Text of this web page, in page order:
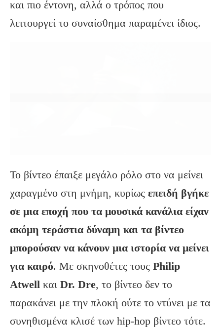
και πιο έντονη, αλλά ο τρόπος που
λειτουργεί το συναίσθημα παραμένει ίδιος.
Το βίντεο έπαιξε μεγάλο ρόλο στο να μείνει
χαραγμένο στη μνήμη, κυρίως επειδή βγήκε
σε μια εποχή που τα μουσικά κανάλια είχαν
ακόμη τεράστια δύναμη και τα βίντεο
μπορούσαν να κάνουν μια ιστορία να μείνει
για καιρό. Με σκηνοθέτες τους Philip
Atwell και Dr. Dre, το βίντεο δεν το
παρακάνει με την πλοκή ούτε το ντύνει με τα
συνηθισμένα κλισέ των hip-hop βίντεο τότε.